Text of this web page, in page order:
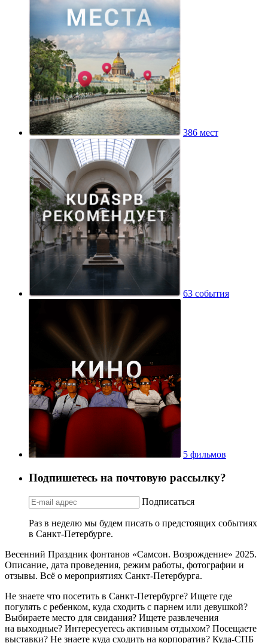
386 мест
63 события
5 фильмов
Подпишетесь на почтовую рассылку?
Подписаться
Раз в неделю мы будем писать о предстоящих событиях
в Санкт-Петербурге.
Весенний Праздник фонтанов «Самсон. Возрождение» 2025.
Описание, дата проведения, режим работы, фотографии и
отзывы. Всё о мероприятиях Санкт-Петербурга.
Не знаете что посетить в Санкт-Петербурге? Ищете где
погулять с ребенком, куда сходить с парнем или девушкой?
Выбираете место для свидания? Ищете развлечения
на выходные? Интересуетесь активным отдыхом? Посещаете
выставки? Не знаете куда сходить на корпоратив? Куда-СПБ